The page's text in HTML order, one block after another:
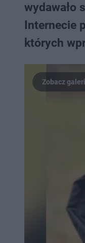
wydawało
Internecie
których